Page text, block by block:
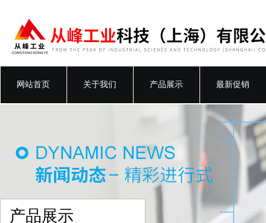
网站首页 关于我们 产品展示 最新促销
产品展示